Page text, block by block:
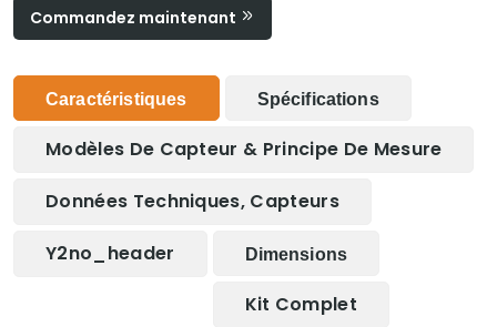
Commandez maintenant
Caractéristiques Spécifications
Modèles De Capteur & Principe De Mesure
Données Techniques, Capteurs
Y2no_header Dimensions
Kit Complet